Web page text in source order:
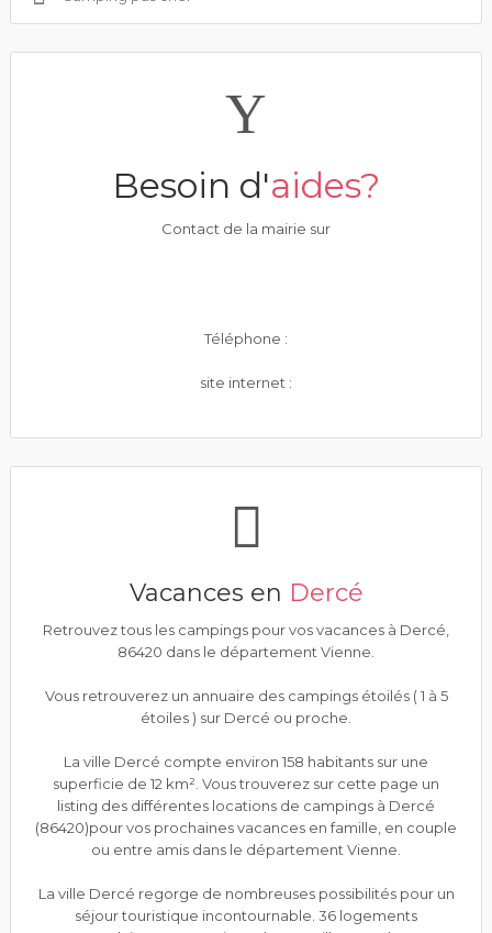
Besoin d'aides?
Contact de la mairie sur
Téléphone :
site internet :
Vacances en Dercé
Retrouvez tous les campings pour vos vacances à Dercé,
86420 dans le département Vienne.
Vous retrouverez un annuaire des campings étoilés ( 1 à 5
étoiles ) sur Dercé ou proche.
La ville Dercé compte environ 158 habitants sur une
superficie de 12 km². Vous trouverez sur cette page un
listing des différentes locations de campings à Dercé
(86420)pour vos prochaines vacances en famille, en couple
ou entre amis dans le département Vienne.
La ville Dercé regorge de nombreuses possibilités pour un
séjour touristique incontournable. 36 logements